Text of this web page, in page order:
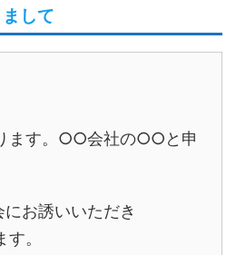
して
ます。○○会社の○○と申
お誘いいただき
。